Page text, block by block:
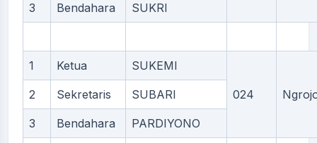
3 Bendahara SUKRI
1 Ketua SUKEMI
024
2 Sekretaris SUBARI
3 Bendahara PARDIYONO